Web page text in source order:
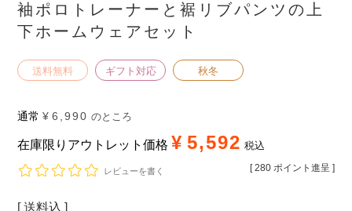
袖ポロトレーナーと裾リブパンツの上
下ホームウェアセット
送料無料 ギフト対応 秋冬
通常 ¥ 6,990 のところ
在庫限りアウトレット価格 ¥ 5,592 税込
[ 280 ポイント進呈 ]
レビューを書く
送料込